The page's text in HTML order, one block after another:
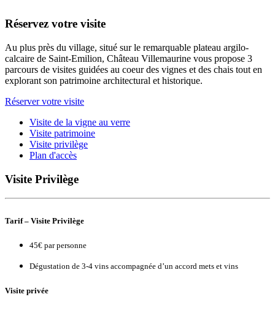
Réservez votre visite
Au plus près du village, situé sur le remarquable plateau argilo-
calcaire de Saint-Emilion, Château Villemaurine vous propose 3
parcours de visites guidées au coeur des vignes et des chais tout en
explorant son patrimoine architectural et historique.
Réserver votre visite
Visite de la vigne au verre
Visite patrimoine
Visite privilège
Plan d'accès
Visite Privilège
Tarif – Visite Privilège
45€ par personne
Dégustation de 3-4 vins accompagnée d’un accord mets et vins
Visite privée